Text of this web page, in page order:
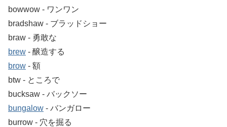
bowwow ‐ ワンワン
bradshaw ‐ ブラッドショー
braw ‐ 勇敢な
brew ‐ 醸造する
brow ‐ 額
btw ‐ ところで
bucksaw ‐ バックソー
bungalow ‐ バンガロー
burrow ‐ 穴を掘る